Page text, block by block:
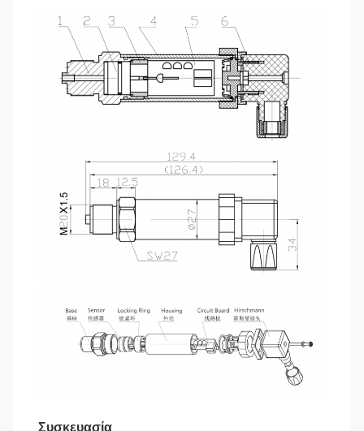
Συσκευασία